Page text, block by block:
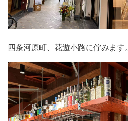
四条河原町、花遊小路に佇みます。